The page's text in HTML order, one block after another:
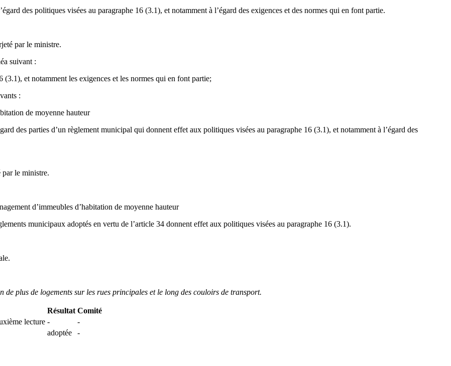
des politiques visées au paragraphe 16 (3.1), et notamment à l’égard des exigences et des normes qui en font partie.
par le ministre.
suivant :
et notamment les exigences et les normes qui en font partie;
:
de moyenne hauteur
des parties d’un règlement municipal qui donnent effet aux politiques visées au paragraphe 16 (3.1), et notamment à l’égard des
le ministre.
d’immeubles d’habitation de moyenne hauteur
municipaux adoptés en vertu de l’article 34 donnent effet aux politiques visées au paragraphe 16 (3.1).
de plus de logements sur les rues principales et le long des couloirs de transport.
Résultat Comité
lecture -
-
adoptée -